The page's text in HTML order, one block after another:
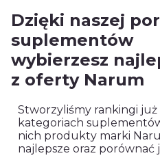
Dzięki naszej
suplementów
wybierzesz
z oferty Narum
Stworzyliśmy rankingi
kategoriach
nich produkty marki
najlepsze oraz